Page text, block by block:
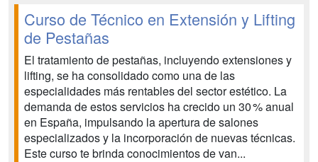
Curso de Técnico en Extensión y Lifting
de Pestañas
El tratamiento de pestañas, incluyendo extensiones y
lifting, se ha consolidado como una de las
especialidades más rentables del sector estético. La
demanda de estos servicios ha crecido un 30 % anual
en España, impulsando la apertura de salones
especializados y la incorporación de nuevas técnicas.
Este curso te brinda conocimientos de van...